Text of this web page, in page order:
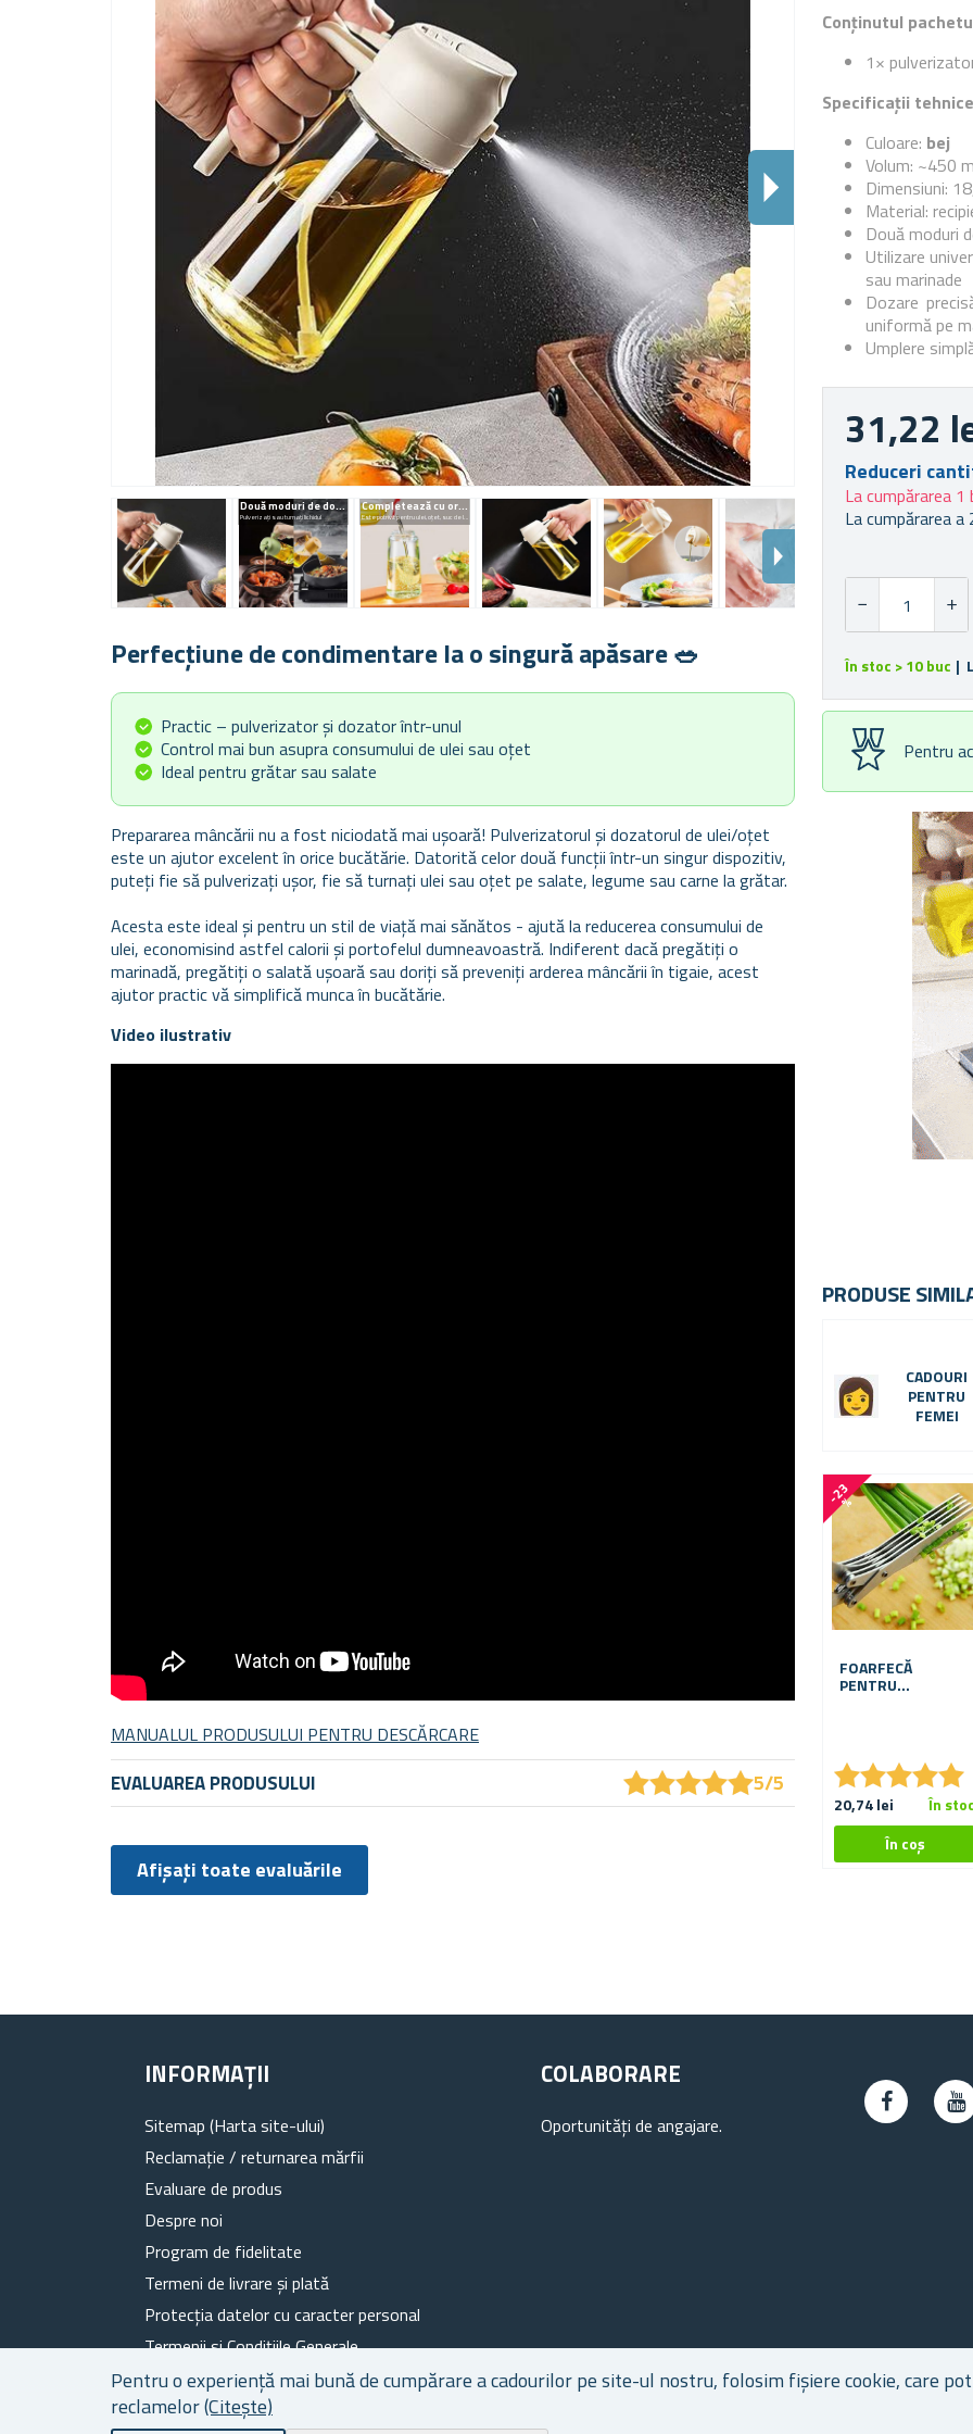
Pentru o experiență mai bună de cumpărare a cadourilor pe site-ul nostru, folosim fișiere cookie, care
reclamelor(Citește)
Două moduri de dozare
Pulverizați sau turnați lichidul
Completează cu orice
Este potrivit pentru ulei, oțet, suc de lămâie, sosuri, marinade...
Conținutul
1×
Specificații tehnice
Culoare: bej
Volum: ~450
Dimensiuni:
Material:
Două moduri
Utilizare
sau marinade
Dozare
uniformă pe
Umplere
31,22
Reduceri
La cumpărarea 1
La cumpărarea a
În stoc > 10 buc |
Pentru
Perfecțiune de condimentare la o singură apăsare 🥗
Practic – pulverizator și dozator într-unul
Control mai bun asupra consumului de ulei sau oțet
Ideal pentru grătar sau salate
Prepararea mâncării nu a fost niciodată mai ușoară! Pulverizatorul și dozatorul de ulei/oțet
este un ajutor excelent în orice bucătărie. Datorită celor două funcții într-un singur dispozitiv,
puteți fie să pulverizați ușor, fie să turnați ulei sau oțet pe salate, legume sau carne la grătar.
Acesta este ideal și pentru un stil de viață mai sănătos - ajută la reducerea consumului de
ulei, economisind astfel calorii și portofelul dumneavoastră. Indiferent dacă pregătiți o
marinadă, pregătiți o salată ușoară sau doriți să preveniți arderea mâncării în tigaie, acest
ajutor practic vă simplifică munca în bucătărie.
Video ilustrativ
MANUALUL PRODUSULUI PENTRU DESCĂRCARE
PRODUSE
CADOURI
PENTRU
FEMEI
-
2
3
%
FOARFECĂ
PENTRU
★★★★★
★★★★★
20,74 lei În stoc
EVALUAREA PRODUSULUI ★★★★★
★★★★★5/5
Afișați toate evaluările
INFORMAȚII
Sitemap (Harta site-ului)
Reclamație / returnarea mărfii
Evaluare de produs
Despre noi
Program de fidelitate
Termeni de livrare și plată
Protecția datelor cu caracter personal
Termenii si Condițiile Generale
Fișiere cookie
Contacte
COLABORARE
Oportunități de angajare.